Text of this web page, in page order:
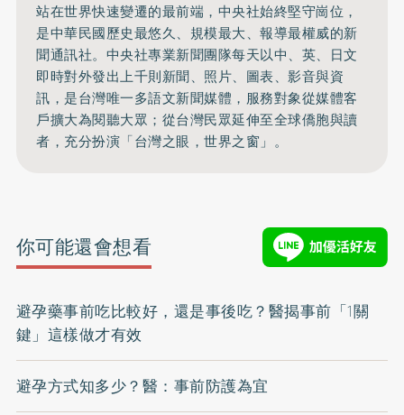
站在世界快速變遷的最前端，中央社始終堅守崗位，
是中華民國歷史最悠久、規模最大、報導最權威的新
聞通訊社。中央社專業新聞團隊每天以中、英、日文
即時對外發出上千則新聞、照片、圖表、影音與資
訊，是台灣唯一多語文新聞媒體，服務對象從媒體客
戶擴大為閱聽大眾；從台灣民眾延伸至全球僑胞與讀
者，充分扮演「台灣之眼，世界之窗」。
你可能還會想看
避孕藥事前吃比較好，還是事後吃？醫揭事前「1關
鍵」這樣做才有效
避孕方式知多少？醫：事前防護為宜